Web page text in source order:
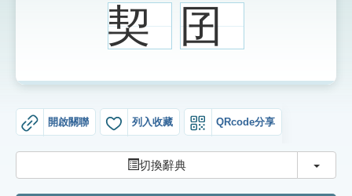
生字詞彙表
契 囝
開啟關聯 列入收藏 QRcode分享
切換辭典 切換